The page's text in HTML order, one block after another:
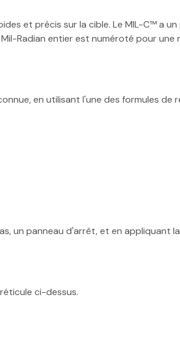
et précis sur la cible. Le MIL-C™ a
Radian entier est numéroté pour une
en utilisant l'une des formules de
un panneau d'arrêt, et en appliquant
ci-dessus.